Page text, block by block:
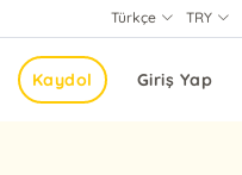
TRY
Türkçe
Giriş Yap
Kaydol